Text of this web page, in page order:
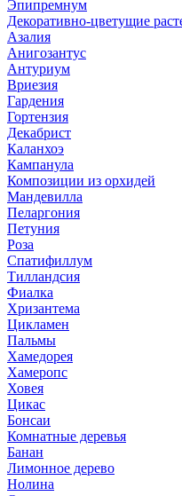
Эпипремнум
Декоративно-цветущие
Азалия
Анигозантус
Антуриум
Вриезия
Гардения
Гортензия
Декабрист
Каланхоэ
Кампанула
Композиции из орхидей
Мандевилла
Пеларгония
Петуния
Роза
Спатифиллум
Тилландсия
Фиалка
Хризантема
Цикламен
Пальмы
Хамедорея
Хамеропс
Ховея
Цикас
Бонсаи
Комнатные деревья
Банан
Лимонное дерево
Нолина